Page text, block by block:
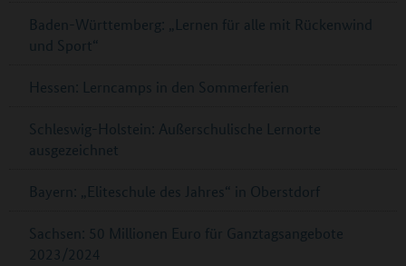
Baden-Württemberg: „Lernen für alle mit Rückenwind
und Sport“
Hessen: Lerncamps in den Sommerferien
Schleswig-Holstein: Außerschulische Lernorte
ausgezeichnet
Bayern: „Eliteschule des Jahres“ in Oberstdorf
Sachsen: 50 Millionen Euro für Ganztagsangebote
2023/2024